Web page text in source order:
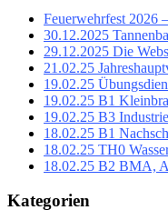
Feuerwehrfest 2026
30.12.2025
29.12.2025 Die
21.02.25
19.02.25
19.02.25 B1
19.02.25 B3
18.02.25 B1
18.02.25 TH0
18.02.25 B2 BMA,
Kategorien